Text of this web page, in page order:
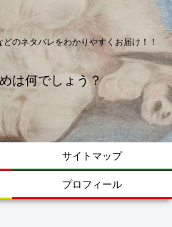
のネタバレをわかりやすくお届け！！
は何でしょう？
サイトマップ
プロフィール